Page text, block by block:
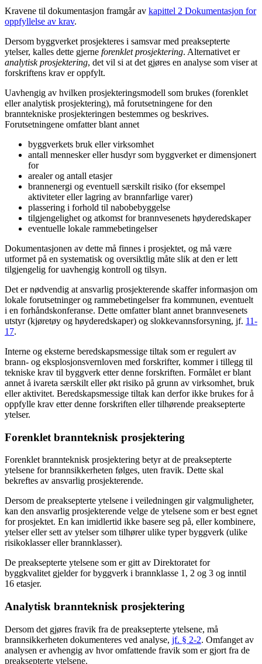
Kravene til dokumentasjon framgår av kapittel 2 Dokumentasjon for
oppfyllelse av krav.
Dersom byggverket prosjekteres i samsvar med preaksepterte
ytelser, kalles dette gjerne forenklet prosjektering. Alternativet er
analytisk prosjektering, det vil si at det gjøres en analyse som viser at
forskriftens krav er oppfylt.
Uavhengig av hvilken prosjekteringsmodell som brukes (forenklet
eller analytisk prosjektering), må forutsetningene for den
branntekniske prosjekteringen bestemmes og beskrives.
Forutsetningene omfatter blant annet
byggverkets bruk eller virksomhet
antall mennesker eller husdyr som byggverket er dimensjonert
for
arealer og antall etasjer
brannenergi og eventuell særskilt risiko (for eksempel
aktiviteter eller lagring av brannfarlige varer)
plassering i forhold til nabobebyggelse
tilgjengelighet og atkomst for brannvesenets høyderedskaper
eventuelle lokale rammebetingelser
Dokumentasjonen av dette må finnes i prosjektet, og må være
utformet på en systematisk og oversiktlig måte slik at den er lett
tilgjengelig for uavhengig kontroll og tilsyn.
Det er nødvendig at ansvarlig prosjekterende skaffer informasjon om
lokale forutsetninger og rammebetingelser fra kommunen, eventuelt
i en forhåndskonferanse. Dette omfatter blant annet brannvesenets
utstyr (kjøretøy og høyderedskaper) og slokkevannsforsyning, jf. 11-
17.
Interne og eksterne beredskapsmessige tiltak som er regulert av
brann- og eksplosjonsvernloven med forskrifter, kommer i tillegg til
tekniske krav til byggverk etter denne forskriften. Formålet er blant
annet å ivareta særskilt eller økt risiko på grunn av virksomhet, bruk
eller aktivitet. Beredskapsmessige tiltak kan derfor ikke brukes for å
oppfylle krav etter denne forskriften eller tilhørende preaksepterte
ytelser.
Forenklet brannteknisk prosjektering
Forenklet brannteknisk prosjektering betyr at de preaksepterte
ytelsene for brannsikkerheten følges, uten fravik. Dette skal
bekreftes av ansvarlig prosjekterende.
Dersom de preaksepterte ytelsene i veiledningen gir valgmuligheter,
kan den ansvarlig prosjekterende velge de ytelsene som er best egnet
for prosjektet. En kan imidlertid ikke basere seg på, eller kombinere,
ytelser eller sett av ytelser som tilhører ulike typer byggverk (ulike
risikoklasser eller brannklasser).
De preaksepterte ytelsene som er gitt av Direktoratet for
byggkvalitet gjelder for byggverk i brannklasse 1, 2 og 3 og inntil
16 etasjer.
Analytisk brannteknisk prosjektering
Dersom det gjøres fravik fra de preaksepterte ytelsene, må
brannsikkerheten dokumenteres ved analyse, jf. § 2-2. Omfanget av
analysen er avhengig av hvor omfattende fravik som er gjort fra de
preaksepterte ytelsene.